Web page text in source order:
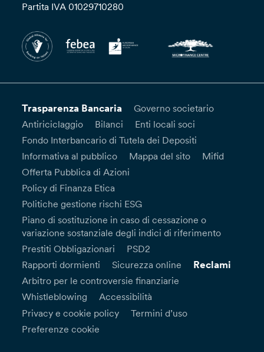
Partita IVA 01029710280
Trasparenza Bancaria
Governo societario
Antiriciclaggio
Bilanci
Enti locali soci
Fondo Interbancario di Tutela dei Depositi
Informativa al pubblico
Mappa del sito
Mifid
Offerta Pubblica di Azioni
Policy di Finanza Etica
Politiche gestione rischi ESG
Piano di sostituzione in caso di cessazione o
variazione sostanziale degli indici di riferimento
Prestiti Obbligazionari
PSD2
Rapporti dormienti
Sicurezza online Reclami
Arbitro per le controversie finanziarie
Whistleblowing
Accessibilità
Privacy e cookie policy
Termini d’uso
Preferenze cookie